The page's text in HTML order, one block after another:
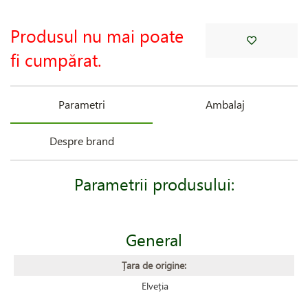
Produsul nu mai poate
fi cumpărat.
Parametri Ambalaj
Despre brand
Parametrii produsului:
General
Țara de origine:
Elveția